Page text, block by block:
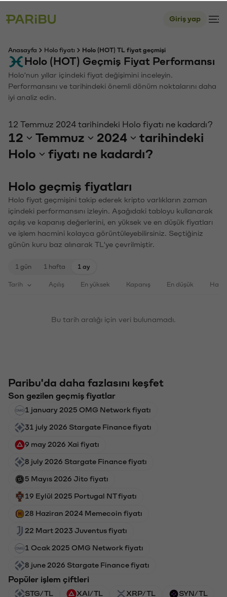
Giriş yap
Anasayfa Holo fiyatı Holo (HOT) TL fiyat geçmişi
Holo (HOT) Geçmiş Fiyat Performansı
Holo'nun yıllar içindeki fiyat değişimini inceleyin.
Performansını ve tarihindeki önemli dönüm noktalarını daha
iyi analiz edin.
12 Temmuz 2024 tarihindeki Holo fiyatı ne kadardı?
12 Temmuz 2024
tarihindeki
Holo
fiyatı ne kadardı?
Holo geçmiş fiyatları
Holo fiyat geçmişini takip ederek kripto varlıkların zaman
içindeki performansını izleyin. Aşağıdaki tabloyu kullanarak
açılış ve kapanış değerlerini, en yüksek ve en düşük fiyatları
ve işlem hacmini kolayca görüntüleyebilirsiniz. Seçtiğiniz
günün kuru baz alınarak TL'ye çevrilmiştir.
1 gün 1 hafta 1 ay
Tarih Açılış En yüksek Kapanış En düşük
Bu tarih aralığı için veri bulunamadı.
Paribu'da daha fazlasını keşfet
Son gezilen geçmiş fiyatlar
1 january 2025 OMG Network fiyatı
31 july 2026 Stargate Finance fiyatı
9 may 2026 Xai fiyatı
8 july 2026 Stargate Finance fiyatı
5 Mayıs 2026 Jito fiyatı
19 Eylül 2025 Portugal NT fiyatı
28 Haziran 2024 Memecoin fiyatı
22 Mart 2023 Juventus fiyatı
1 Ocak 2025 OMG Network fiyatı
8 june 2026 Stargate Finance fiyatı
Popüler işlem çiftleri
STG/TL XAI/TL XRP/TL SYN/TL